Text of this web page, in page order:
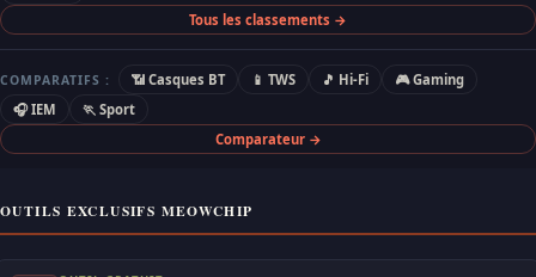
Tous les classements →
COMPARATIFS : 📶 Casques BT 📱 TWS 🎵 Hi-Fi
🎮 Gaming
🎧 IEM
🏃 Sport
Comparateur →
OUTILS EXCLUSIFS MEOWCHIP